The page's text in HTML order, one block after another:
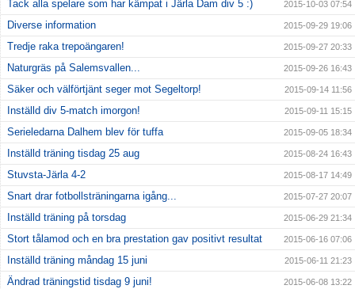
Tack alla spelare som har kämpat i Järla Dam div 5 :) 2015-10-03 07:54
Diverse information 2015-09-29 19:06
Tredje raka trepoängaren! 2015-09-27 20:33
Naturgräs på Salemsvallen... 2015-09-26 16:43
Säker och välförtjänt seger mot Segeltorp! 2015-09-14 11:56
Inställd div 5-match imorgon! 2015-09-11 15:15
Serieledarna Dalhem blev för tuffa 2015-09-05 18:34
Inställd träning tisdag 25 aug 2015-08-24 16:43
Stuvsta-Järla 4-2 2015-08-17 14:49
Snart drar fotbollsträningarna igång... 2015-07-27 20:07
Inställd träning på torsdag 2015-06-29 21:34
Stort tålamod och en bra prestation gav positivt resultat 2015-06-16 07:06
Inställd träning måndag 15 juni 2015-06-11 21:23
Ändrad träningstid tisdag 9 juni! 2015-06-08 13:22